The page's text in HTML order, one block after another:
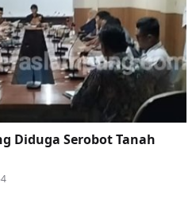
Diduga Serobot Tanah